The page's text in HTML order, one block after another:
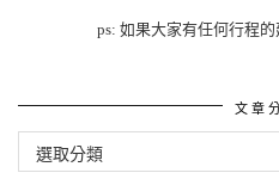
ps: 如果大家有任何行程
文章